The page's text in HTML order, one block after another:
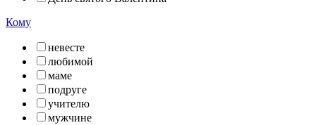
Кому
невесте
любимой
маме
подруге
учителю
мужчине